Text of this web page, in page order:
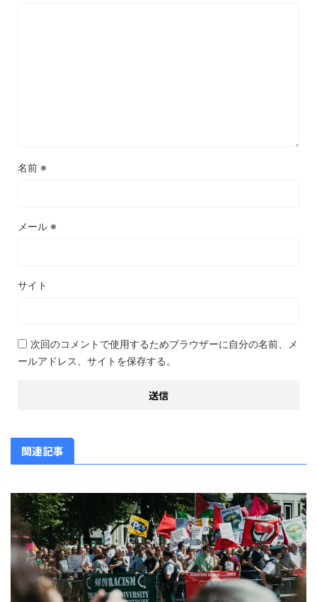
名前 ※
メール ※
サイト
次回のコメントで使用するためブラウザーに自分の名前、メ
ールアドレス、サイトを保存する。
関連記事